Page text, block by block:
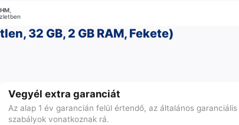
32 GB, 2 GB RAM, Fekete)
Vegyél extra garanciát
Az alap 1 év garancián felül értendő, az általános garanciális
szabályok vonatkoznak rá.